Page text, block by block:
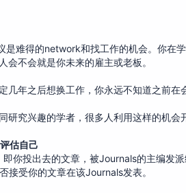
难得的network和找工作的机会。你在
会不会就是你未来的雇主或老板。
几年之后想换工作，你永远不知道之前
究兴趣的学者，很多人利用这样的机会
估自己
你投出去的文章，被Journals的主编发
接受你的文章在该Journals发表。